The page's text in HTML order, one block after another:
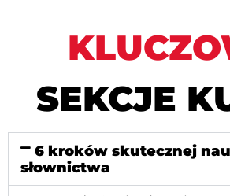
SEKCJE
6 kroków skutecznej
słownictwa